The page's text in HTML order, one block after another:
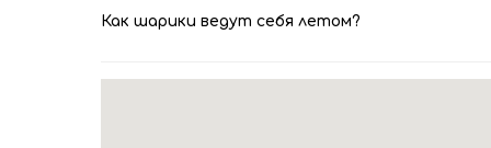
Как шарики ведут себя летом?